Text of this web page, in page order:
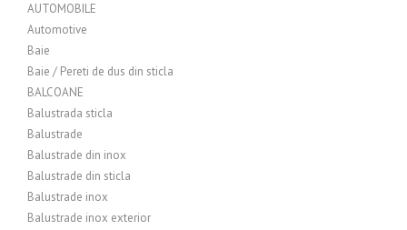
AUTOMOBILE
Automotive
Baie
Baie / Pereti de dus din sticla
BALCOANE
Balustrada sticla
Balustrade
Balustrade din inox
Balustrade din sticla
Balustrade inox
Balustrade inox exterior